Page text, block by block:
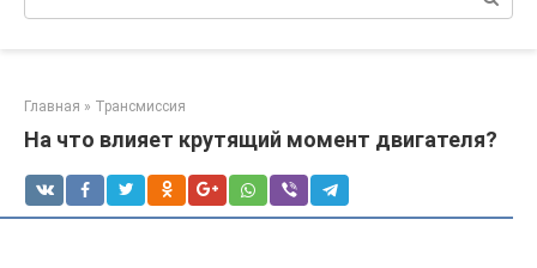
Главная » Трансмиссия
На что влияет крутящий момент двигателя?